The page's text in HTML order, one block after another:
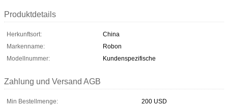
Produktdetails
Herkunftsort:
China
Markenname:
Robon
Modellnummer:
Kundenspezifische
Zahlung und Versand AGB
Min Bestellmenge:
200 USD